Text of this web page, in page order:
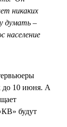
никаких
думать –
население
до 10 июня. А
будут